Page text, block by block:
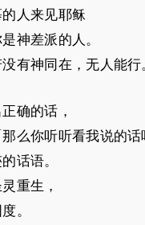
人来见耶稣
神差派的人。
有神同在，无人能行
确的话，
么你听听看我说的话
话语。
重生，
。